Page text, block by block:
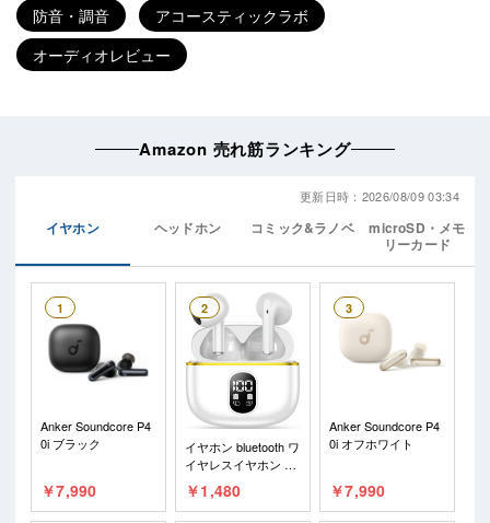
防音・調音
アコースティックラボ
オーディオレビュー